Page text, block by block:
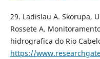
29. Ladislau A. Skorupa,
Rossete A.
hidrografica do Rio
https://